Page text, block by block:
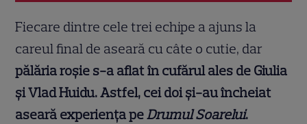
Fiecare dintre cele trei echipe a ajuns la
careul final de aseară cu câte o cutie, dar
pălăria roșie s-a aflat în cufărul ales de Giulia
și Vlad Huidu. Astfel, cei doi și-au încheiat
aseară experiența peDrumul Soarelui.